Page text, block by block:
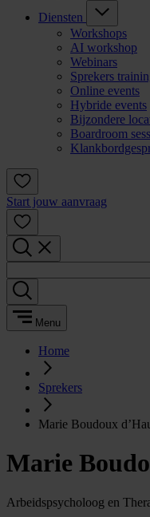
Diensten
Workshops
AI workshop
Webinars
Sprekers
Online events
Hybride events
Bijzondere
Boardroom
Start jouw aanvraag
Menu
Home
Sprekers
Marie Boudoux
Marie
Arbeidspsycholoog en